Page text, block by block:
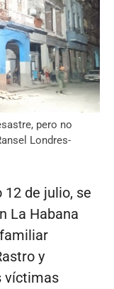
pero no
Londres-
de julio, se
La Habana
y
víctimas